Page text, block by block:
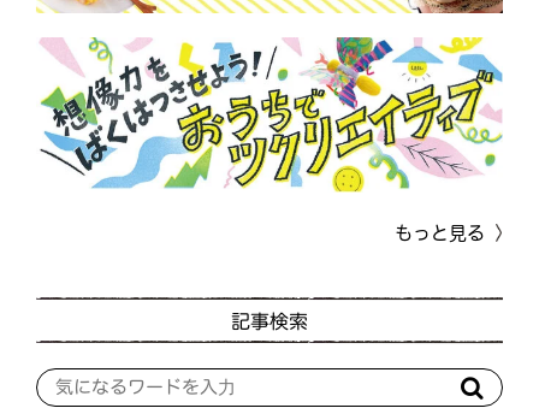
もっと見る
記事検索